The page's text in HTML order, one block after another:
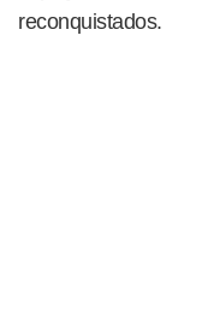
reconquistados.